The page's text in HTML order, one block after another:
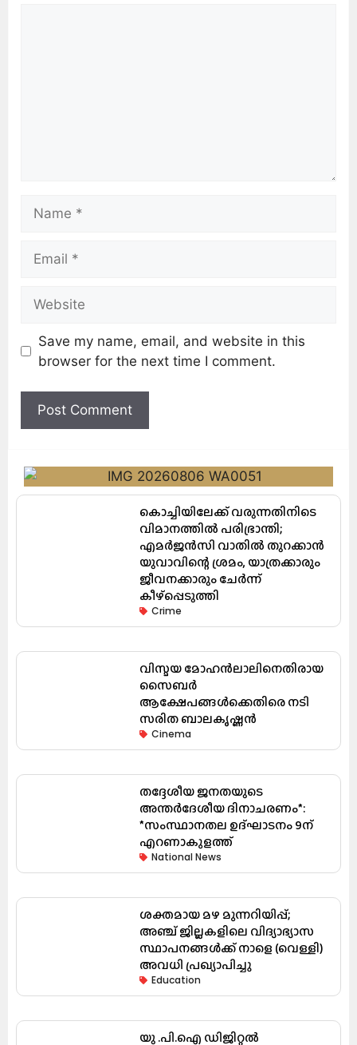
Save my name, email, and website in this
browser for the next time I comment.
കൊച്ചിയിലേക്ക് വരുന്നതിനിടെ
വിമാനത്തിൽ പരിഭ്രാന്തി;
എമർജൻസി വാതിൽ തുറക്കാൻ
യുവാവിന്റെ ശ്രമം, യാത്രക്കാരും
ജീവനക്കാരും ചേർന്ന്
കീഴ്പ്പെടുത്തി
Crime
വിസ്മയ മോഹൻലാലിനെതിരായ
സൈബർ
ആക്ഷേപങ്ങൾക്കെതിരെ നടി
സരിത ബാലകൃഷ്ണൻ
Cinema
തദ്ദേശീയ ജനതയുടെ
അന്തർദേശീയ ദിനാചരണം*:
*സംസ്ഥാനതല ഉദ്ഘാടനം 9ന്
എറണാകുളത്ത്
National News
ശക്തമായ മഴ മുന്നറിയിപ്പ്;
അഞ്ച് ജില്ലകളിലെ വിദ്യാഭ്യാസ
സ്ഥാപനങ്ങൾക്ക് നാളെ (വെള്ളി)
അവധി പ്രഖ്യാപിച്ചു
Education
യു .പി.ഐ ഡിജിറ്റൽ